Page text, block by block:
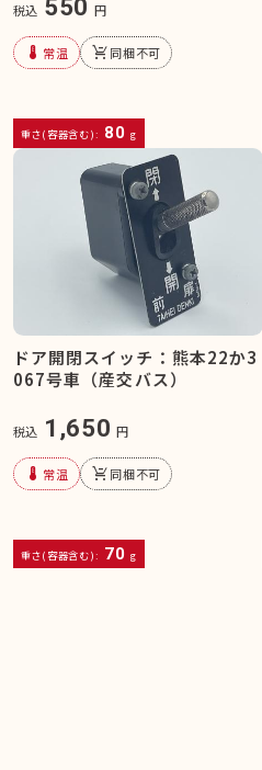
税込 550 円
device_thermostat 常温 remove_shopping_cart同梱不可
重さ(容器含む): 80 g
ドア開閉スイッチ：熊本22か3
067号車（産交バス）
税込 1,650 円
device_thermostat 常温 remove_shopping_cart同梱不可
重さ(容器含む): 70 g